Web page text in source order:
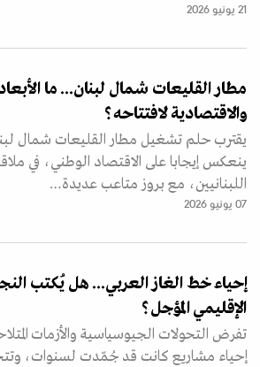
21 يونيو 2026
مطار القليعات شمال لبنان... ما
والاقتصادية لافتتاحه؟
يقترب حلم تشغيل مطار القليعات شمال
ينعكس إيجابا على الاقتصاد الوطني، في
اللبنانيين، مع بروز متاعب عديدة…
07 يونيو 2026
إحياء خط الغاز العربي... هل يُكتب
الإقليمي المؤجل؟
تفرض التحولات الجيوسياسية والأزمات
إحياء مشاريع كانت قد جُمّدت لسنوات،